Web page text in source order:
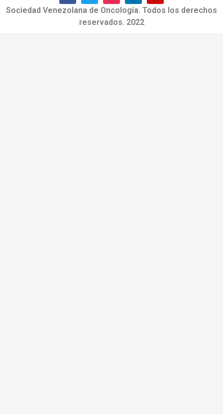
Sociedad Venezolana de Oncología. Todos los derechos
reservados. 2022